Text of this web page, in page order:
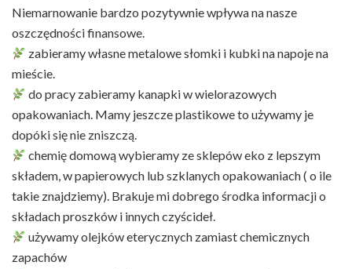
Niemarnowanie bardzo pozytywnie wpływa na nasze
oszczędności finansowe.
zabieramy własne metalowe słomki i kubki na napoje na
mieście.
do pracy zabieramy kanapki w wielorazowych
opakowaniach. Mamy jeszcze plastikowe to używamy je
dopóki się nie zniszczą.
chemię domową wybieramy ze sklepów eko z lepszym
składem, w papierowych lub szklanych opakowaniach ( o ile
takie znajdziemy). Brakuje mi dobrego środka informacji o
składach proszków i innych czyścideł.
używamy olejków eterycznych zamiast chemicznych
zapachów